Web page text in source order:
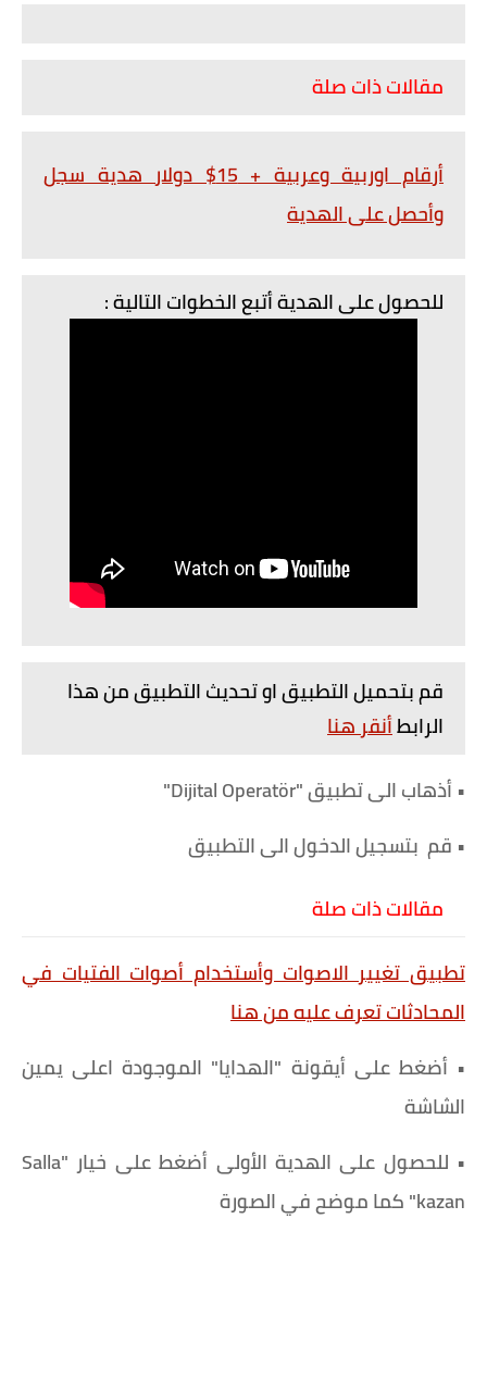
مقالات ذات صلة
أرقام اوربية وعربية + 15$ دولار هدية سجل
وأحصل على الهدية
للحصول على الهدية أتبع الخطوات التالية :
قم بتحميل التطبيق او تحديث التطبيق من هذا
الرابطأنقر هنا
• أذهاب الى تطبيق "Dijital Operatör"
• قم بتسجيل الدخول الى التطبيق
مقالات ذات صلة
تطبيق تغيير الاصوات وأستخدام أصوات الفتيات في
المحادثات تعرف عليه من هنا
• أضغط على أيقونة "الهدايا" الموجودة اعلى يمين
الشاشة
• للحصول على الهدية الأولى أضغط على خيار "Salla
kazan" كما موضح في الصورة